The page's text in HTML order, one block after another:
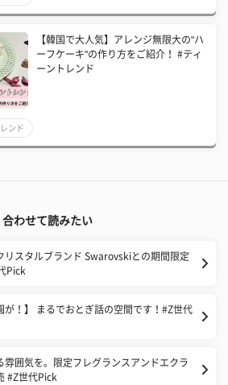
【韓国で大人気】アレンジ無限大の"ハ
ーフケーキ"の作り方をご紹介！ #ティ
ーントレンド
ンド
合わせて読みたい
リスタルブランド Swarovskiとの期間限定
Pick
が！】 まるでおとぎ話の空間です！#Z世代
雰囲気を。限定フレグランスアンドエクラ
#Z世代Pick